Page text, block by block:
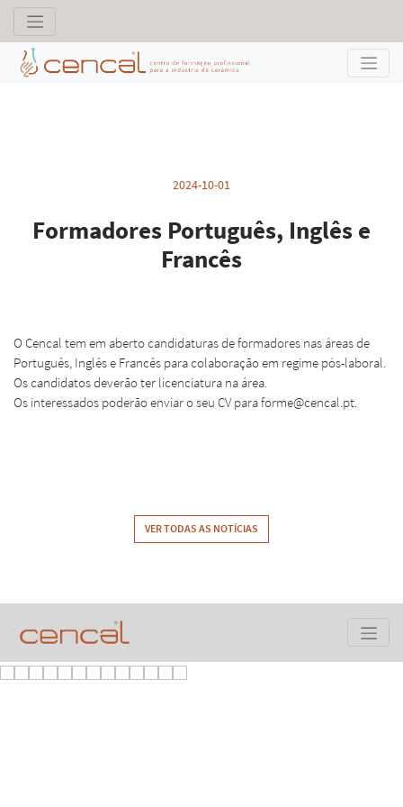
2024-10-01
Formadores Português, Inglês e
Francês
O Cencal tem em aberto candidaturas de formadores nas áreas de
Português, Inglês e Francês para colaboração em regime pós-laboral.
Os candidatos deverão ter licenciatura na área.
Os interessados poderão enviar o seu CV para forme@cencal.pt.
VER TODAS AS NOTÍCIAS